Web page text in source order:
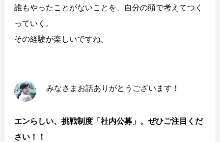
誰もやったことがないことを、自分の頭で考えてつく
っていく。
その経験が楽しいですね。
みなさまお話ありがとうございます！
エンらしい、挑戦制度「社内公募」。ぜひご注目くだ
さい！！